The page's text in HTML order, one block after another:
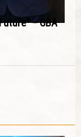
– GBA